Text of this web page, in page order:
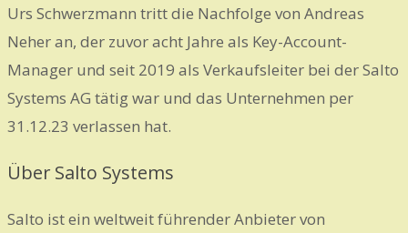
Urs Schwerzmann tritt die Nachfolge von Andreas
Neher an, der zuvor acht Jahre als Key-Account-
Manager und seit 2019 als Verkaufsleiter bei der Salto
Systems AG tätig war und das Unternehmen per
31.12.23 verlassen hat.
Über Salto Systems
Salto ist ein weltweit führender Anbieter von